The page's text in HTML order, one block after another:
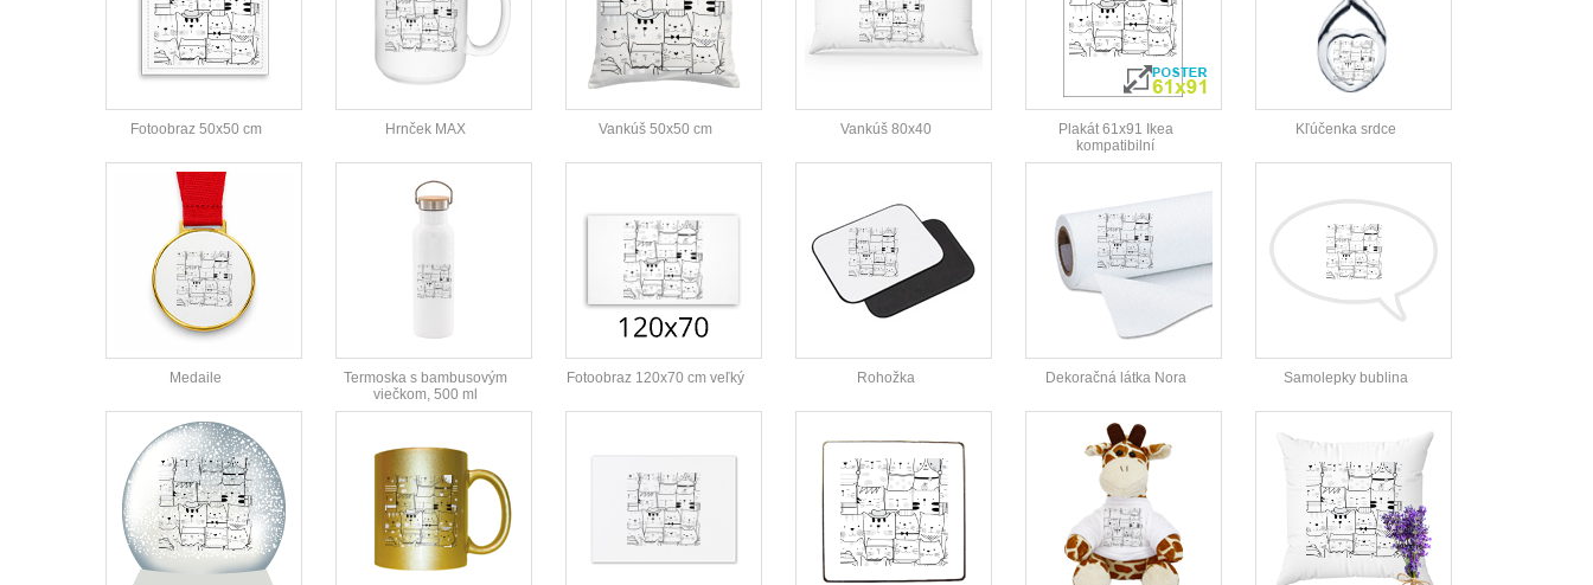
Fotoobraz 50x50 cm Hrnček MAX Vankúš 50x50 cm Vankúš 80x40
Plakát 61x91 Ikea
kompatibilní
Kľúčenka srdce
Medaile
Termoska s bambusovým
viečkom, 500 ml
Fotoobraz 120x70 cm veľký Rohožka Dekoračná látka Nora Samolepky bublina